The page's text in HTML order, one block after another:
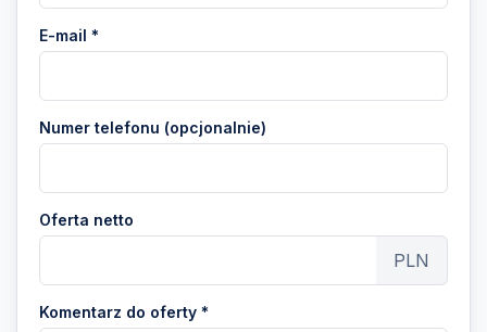
E-mail *
Numer telefonu (opcjonalnie)
Oferta netto
PLN
Komentarz do oferty *